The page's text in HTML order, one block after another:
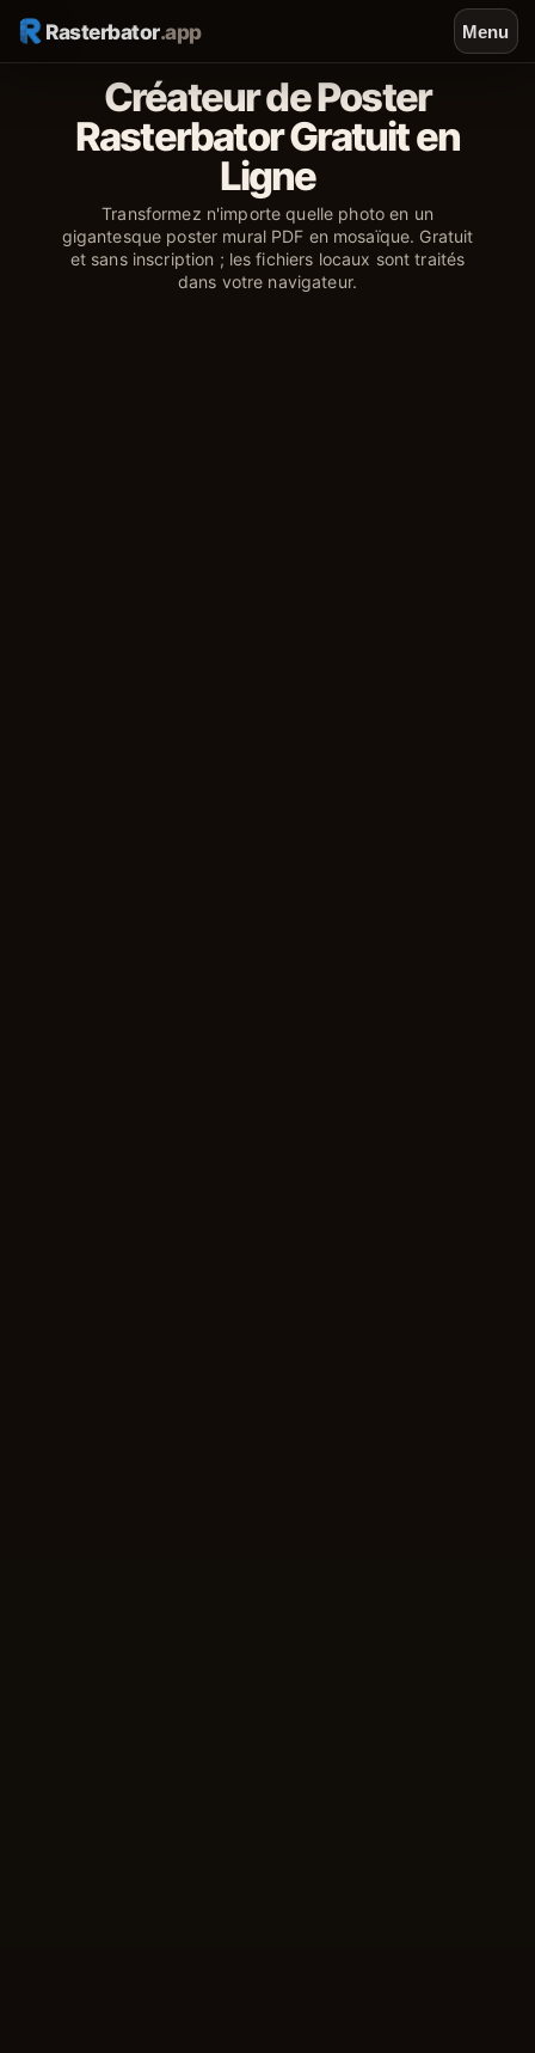
Rasterbator.app Menu
Créateur de Poster
Rasterbator Gratuit en
Ligne
Transformez n'importe quelle photo en un
gigantesque poster mural PDF en mosaïque. Gratuit
et sans inscription ; les fichiers locaux sont traités
dans votre navigateur.